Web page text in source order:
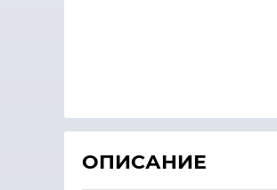
ОПИСАНИЕ